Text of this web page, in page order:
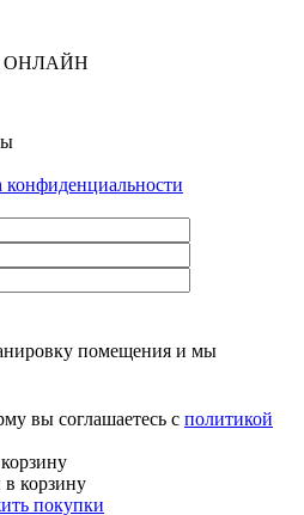
ОНЛАЙН
помещения и мы
вы соглашаетесь с политикой
покупки